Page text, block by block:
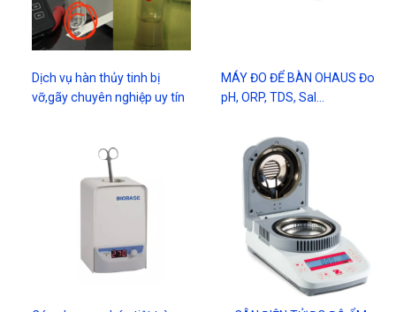
Dịch vụ hàn thủy tinh bị
vỡ,gãy chuyên nghiệp uy tín
MÁY ĐO ĐỂ BÀN OHAUS Đo
pH, ORP, TDS, Sal...